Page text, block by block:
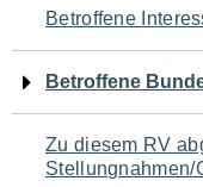
den
Seiteninhalt
Betroffene
Betroffene
Zu diesem RV
Stellungnahmen/